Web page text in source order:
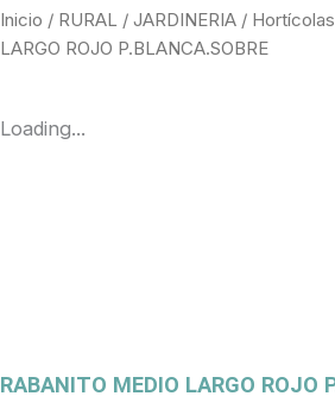
Inicio / RURAL / JARDINERIA / Hortícolas
LARGO ROJO P.BLANCA.SOBRE
Loading...
RABANITO MEDIO LARGO ROJO